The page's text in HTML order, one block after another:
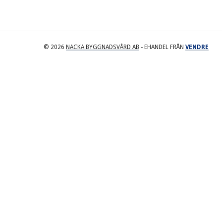
© 2026 NACKA BYGGNADSVÅRD AB - EHANDEL FRÅN VENDRE